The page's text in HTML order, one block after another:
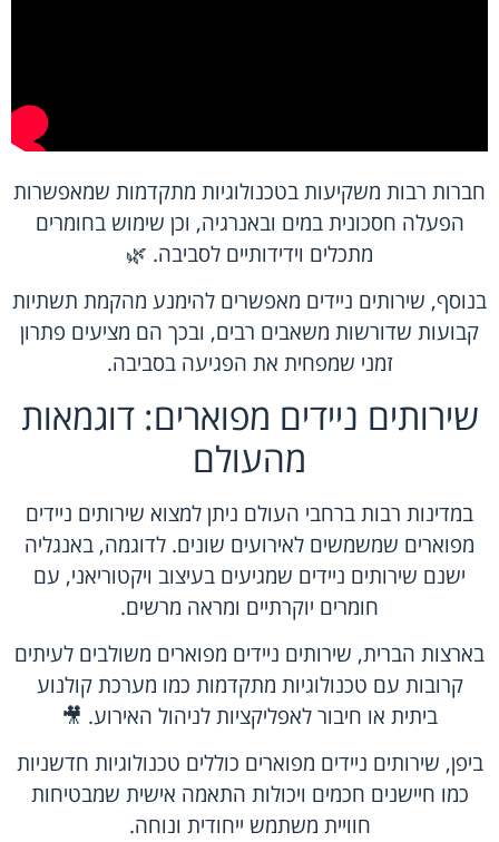
חברות רבות משקיעות בטכנולוגיות מתקדמות שמאפשרות
הפעלה חסכונית במים ובאנרגיה, וכן שימוש בחומרים
מתכלים וידידותיים לסביבה. 🌿
בנוסף, שירותים ניידים מאפשרים להימנע מהקמת תשתיות
קבועות שדורשות משאבים רבים, ובכך הם מציעים פתרון
זמני שמפחית את הפגיעה בסביבה.
שירותים ניידים מפוארים: דוגמאות
מהעולם
במדינות רבות ברחבי העולם ניתן למצוא שירותים ניידים
מפוארים שמשמשים לאירועים שונים. לדוגמה, באנגליה
ישנם שירותים ניידים שמגיעים בעיצוב ויקטוריאני, עם
חומרים יוקרתיים ומראה מרשים.
בארצות הברית, שירותים ניידים מפוארים משולבים לעיתים
קרובות עם טכנולוגיות מתקדמות כמו מערכת קולנוע
ביתית או חיבור לאפליקציות לניהול האירוע. 🎥
ביפן, שירותים ניידים מפוארים כוללים טכנולוגיות חדשניות
כמו חיישנים חכמים ויכולות התאמה אישית שמבטיחות
חוויית משתמש ייחודית ונוחה.